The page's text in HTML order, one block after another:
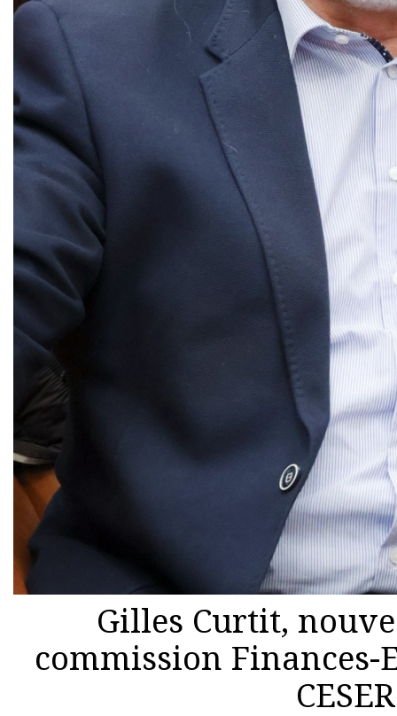
Gilles Curtit,
commission